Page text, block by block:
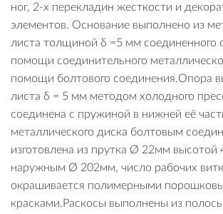
ног, 2-х перекладин жесткости и
элементов. Основание выполнено из
листа толщиной δ =5 мм соединенного
помощи соединительного
помощи болтового соединения.Опора
листа δ = 5 мм методом холодного
соединена с пружиной в нижней её
металлического диска болтовым
изготовлена из прутка Ø 22мм высотой
наружным Ø 202мм, число рабочих
окрашивается полимерными
красками.Раскосы выполнены из